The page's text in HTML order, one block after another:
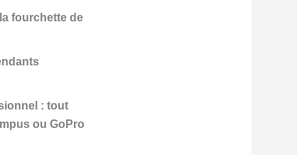
fourchette de
: tout
ou GoPro